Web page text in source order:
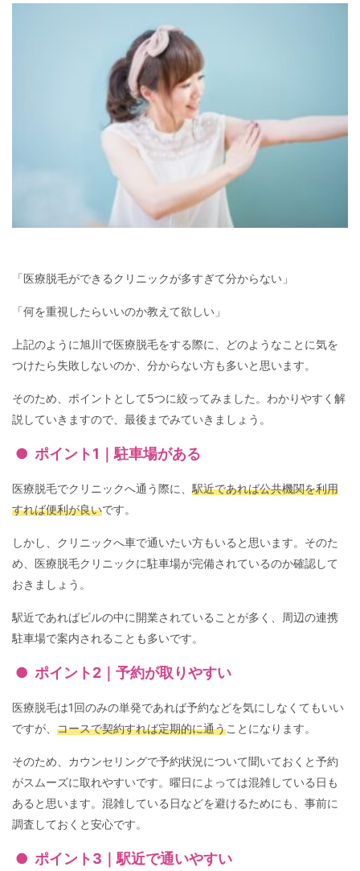
「医療脱毛ができるクリニックが多すぎて分からない」
「何を重視したらいいのか教えて欲しい」
上記のように旭川で医療脱毛をする際に、どのようなことに気を
つけたら失敗しないのか、分からない方も多いと思います。
そのため、ポイントとして5つに絞ってみました。わかりやすく解
説していきますので、最後までみていきましょう。
ポイント1｜駐車場がある
医療脱毛でクリニックへ通う際に、 駅近であれば公共機関を利用
すれば便利が良いです。
しかし、クリニックへ車で通いたい方もいると思います。そのた
め、医療脱毛クリニックに駐車場が完備されているのか確認して
おきましょう。
駅近であればビルの中に開業されていることが多く、周辺の連携
駐車場で案内されることも多いです。
ポイント2｜予約が取りやすい
医療脱毛は1回のみの単発であれば予約などを気にしなくてもいい
ですが、 コースで契約すれば定期的に通うことになります。
そのため、カウンセリングで予約状況について聞いておくと予約
がスムーズに取れやすいです。曜日によっては混雑している日も
あると思います。混雑している日などを避けるためにも、事前に
調査しておくと安心です。
ポイント3｜駅近で通いやすい